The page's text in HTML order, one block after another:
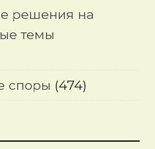
решения на
темы
споры (474)